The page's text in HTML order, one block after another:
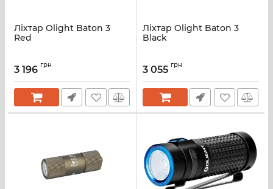
Ліхтар Olight Baton 3
Red
3 196 грн
Ліхтар Olight Baton 3
Black
3 055 грн